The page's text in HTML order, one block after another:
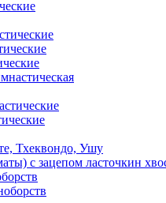
Тхеквондо, Ушу
с зацепом ласточкин